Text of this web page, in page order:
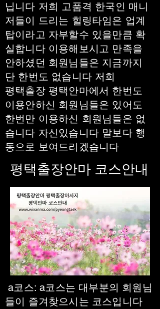
닙니다 저희 고품격 한국인 매니
저들이 드리는 힐링타임은 업계
탑이라고 자부할수 있을만큼 확
실합니다 이용해보시고 만족을
안하셨던 회원님들은 지금까지
단 한번도 없습니다 저희
평택출장 평택안마에서 한번도
이용안하신 회원님들은 있어도
한번만 이용하신 회원님들은 없
습니다 자신있습니다 말보다 행
동으로 보여드리겠습니다
평택출장안마 코스안내
a코스: a코스는 대부분의 회원님
들이 즐겨찾으시는 코스입니다